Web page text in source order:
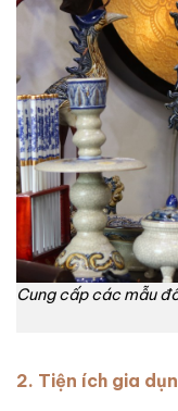
Cung cấp các mẫu
2. Tiện ích gia